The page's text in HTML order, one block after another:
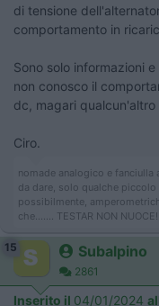
di tensione
comportamento in
Sono solo informazioni
non conosco il
dc, magari
Ciro.
nomade analogico e fanciulla
da dare, solo qualche
possibilmente,
che....... TESTAR NON NUOCE!
15 Subalpino
2861
Inserito il 04/01/2024